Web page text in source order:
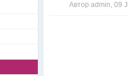
Автор admin, 09